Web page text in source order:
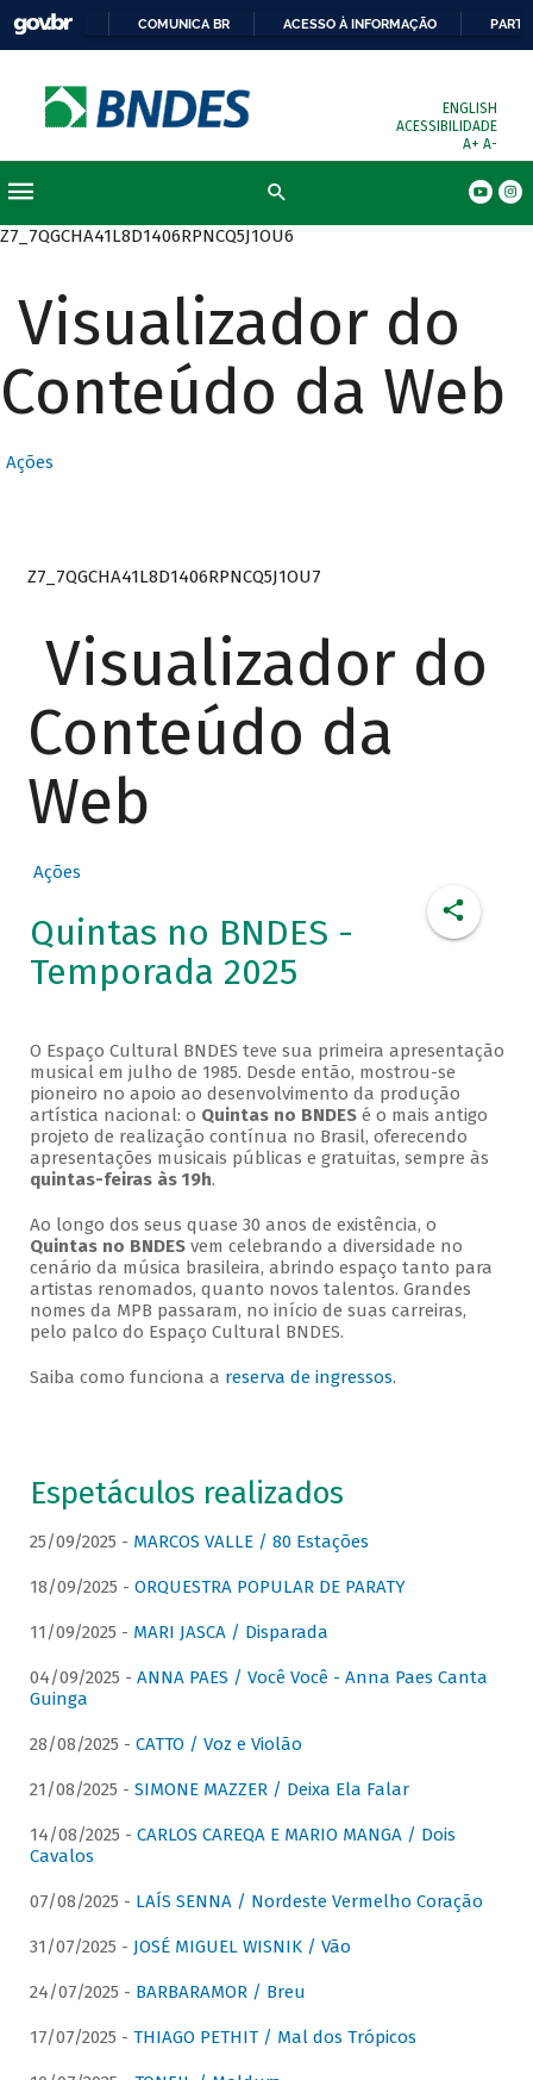
COMUNICA BR ACESSO À INFORMAÇÃO
ENGLISH
ACESSIBILIDADE
A+ A-
Z7_7QGCHA41L8D1406RPNCQ5J1OU6
Visualizador do
Conteúdo da Web
Ações
Z7_7QGCHA41L8D1406RPNCQ5J1OU7
Visualizador do
Conteúdo da
Web
Ações
Quintas no BNDES -
Temporada 2025
O Espaço Cultural BNDES teve sua primeira apresentação
musical em julho de 1985. Desde então, mostrou-se
pioneiro no apoio ao desenvolvimento da produção
artística nacional: o Quintas no BNDESé o mais antigo
projeto de realização contínua no Brasil, oferecendo
apresentações musicais públicas e gratuitas, sempre às
quintas-feiras às 19h.
Ao longo dos seus quase 30 anos de existência, o
Quintas no BNDESvem celebrando a diversidade no
cenário da música brasileira, abrindo espaço tanto para
artistas renomados, quanto novos talentos. Grandes
nomes da MPB passaram, no início de suas carreiras,
pelo palco do Espaço Cultural BNDES.
Saiba como funciona a reserva de ingressos.
Espetáculos realizados
25/09/2025 - MARCOS VALLE / 80 Estações
18/09/2025 - ORQUESTRA POPULAR DE PARATY
11/09/2025 - MARI JASCA / Disparada
04/09/2025 - ANNA PAES / Você Você - Anna Paes Canta
Guinga
28/08/2025 - CATTO / Voz e Violão
21/08/2025 - SIMONE MAZZER / Deixa Ela Falar
14/08/2025 - CARLOS CAREQA E MARIO MANGA / Dois
Cavalos
07/08/2025 - LAÍS SENNA / Nordeste Vermelho Coração
31/07/2025 - JOSÉ MIGUEL WISNIK / Vão
24/07/2025 - BARBARAMOR / Breu
17/07/2025 - THIAGO PETHIT / Mal dos Trópicos